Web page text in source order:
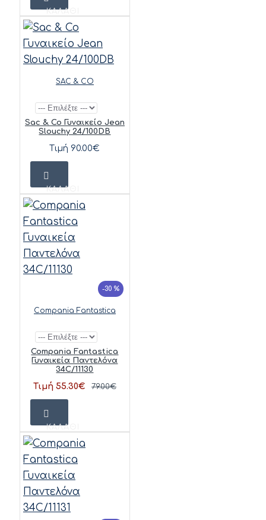
ΚΑΛΆΘΙ
SAC & CO
Sac & Co Γυναικείο Jean
Slouchy 24/100DB
Τιμή 90.00€
ΚΑΛΆΘΙ
-30 %
Compania Fantastica
Compania Fantastica
Γυναικεία Παντελόνα
34C/11130
Τιμή 55.30€ 79.00€
ΚΑΛΆΘΙ